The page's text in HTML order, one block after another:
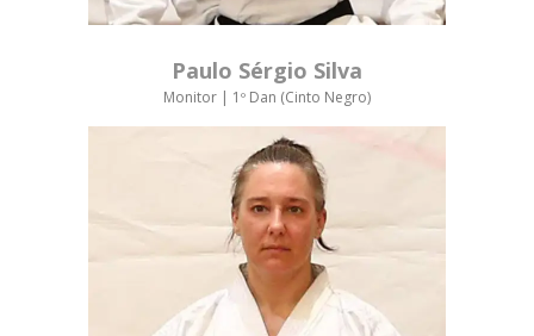
Paulo Sérgio Silva
Monitor | 1º Dan (Cinto Negro)